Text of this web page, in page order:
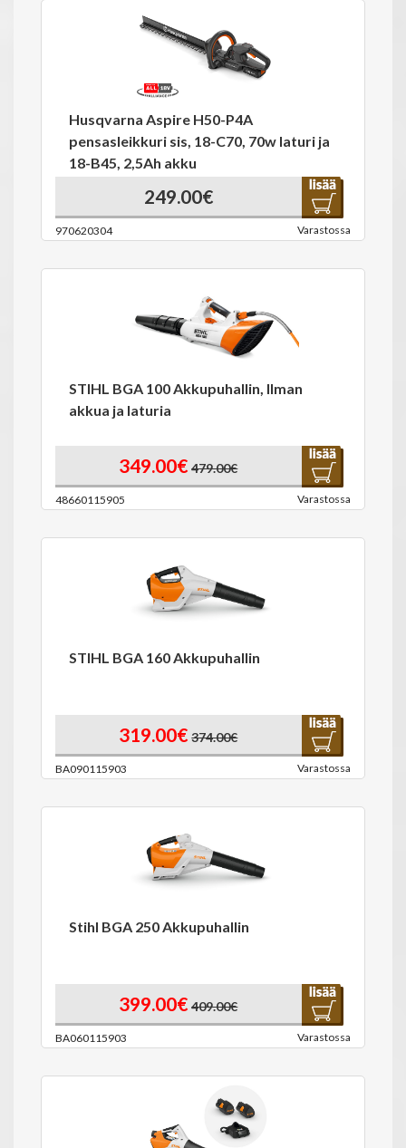
Husqvarna Aspire H50-P4A
pensasleikkuri sis, 18-C70, 70w laturi ja
18-B45, 2,5Ah akku
249.00€
970620304 Varastossa
STIHL BGA 100 Akkupuhallin, Ilman
akkua ja laturia
349.00€ 479.00€
48660115905 Varastossa
STIHL BGA 160 Akkupuhallin
319.00€ 374.00€
BA090115903 Varastossa
Stihl BGA 250 Akkupuhallin
399.00€ 409.00€
BA060115903 Varastossa